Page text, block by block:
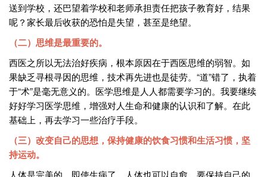
送到学校，还巴望着学校和老师承担责任把孩子教育好，结果
呢？家长最后收获的恐怕是失望，甚至是绝望。
（二）思维是最重要的。
西医之所以无法治好疾病，根本原因在于西医思维的弱智。如
果缺乏寻根寻因的思维，技术再先进也是徒劳。“道”错了，执着
于“术”是毫无意义的。医学思维是人人都需要学习的。我要继续
好好学习医学思维，增强对人生命和健康的认识和了解。在此
基础上，再去学习一些治疗手段。
（三）改变自己的思想，保持健康的饮食习惯和生活习惯，坚
持运动。
人体是完美的，即使生病了，人体也可以自愈。要保持自己的